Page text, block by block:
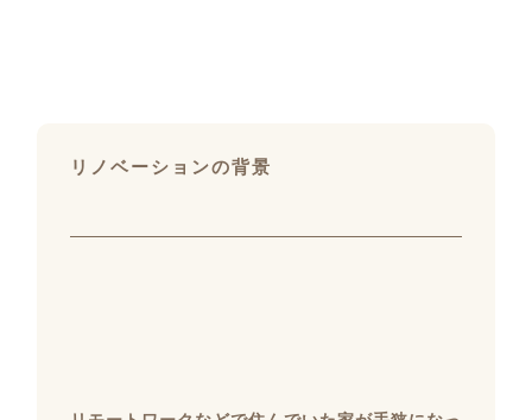
リノベーションの背景